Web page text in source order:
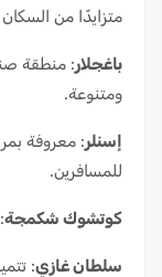
متزايدًا من
باغجلار: منطقة
ومتنوعة.
إسنلر: معروفة
للمسافرين.
كوتشوك شكمجة
سلطان غازي: